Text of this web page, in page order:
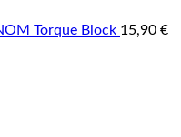
Torque Block 15,90 €